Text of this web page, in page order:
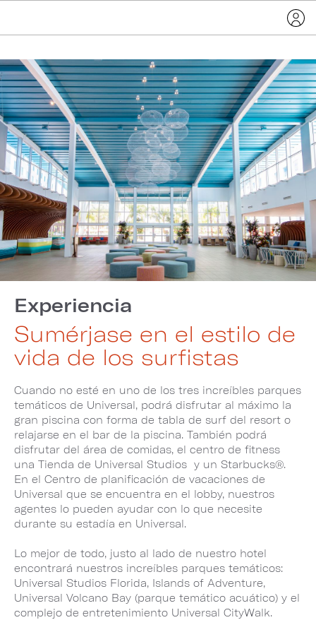
Experiencia
Sumérjase en el estilo de
vida de los surfistas
Cuando no esté en uno de los tres increíbles parques
temáticos de Universal, podrá disfrutar al máximo la
gran piscina con forma de tabla de surf del resort o
relajarse en el bar de la piscina. También podrá
disfrutar del área de comidas, el centro de fitness
una Tienda de Universal Studios y un Starbucks®.
En el Centro de planificación de vacaciones de
Universal que se encuentra en el lobby, nuestros
agentes lo pueden ayudar con lo que necesite
durante su estadía en Universal.
Lo mejor de todo, justo al lado de nuestro hotel
encontrará nuestros increíbles parques temáticos:
Universal Studios Florida, Islands of Adventure,
Universal Volcano Bay (parque temático acuático) y el
complejo de entretenimiento Universal CityWalk.